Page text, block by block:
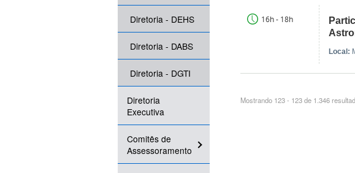
Diretoria - DEHS
Diretoria - DABS
Diretoria - DGTI
Diretoria
Executiva
Comitês de
Assessoramento
16h - 18h
Local:
Mostrando 123 - 123 de 1.346